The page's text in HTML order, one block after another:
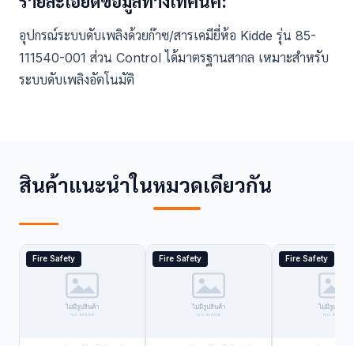
อุปกรณ์ระบบดับเพลิงด้วยก๊าซ/สารเคมียี่ห้อ Kidde รุ่น 85-
111540-001 ส่วน Control ได้มาตรฐานสากล เหมาะสำหรับ
ระบบดับเพลิงอัตโนมัติ
สินค้าแนะนำในหมวดเดียวกัน
Fire Safety Fire Safety Fire Safety